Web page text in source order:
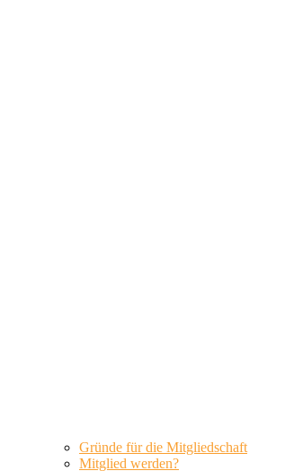
Gründe für die Mitgliedschaft
Mitglied werden?